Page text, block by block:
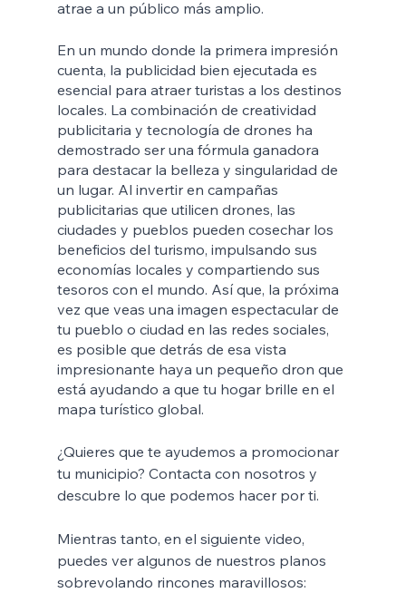
atrae a un público más amplio.
En un mundo donde la primera impresión
cuenta, la publicidad bien ejecutada es
esencial para atraer turistas a los destinos
locales. La combinación de creatividad
publicitaria y tecnología de drones ha
demostrado ser una fórmula ganadora
para destacar la belleza y singularidad de
un lugar. Al invertir en campañas
publicitarias que utilicen drones, las
ciudades y pueblos pueden cosechar los
beneficios del turismo, impulsando sus
economías locales y compartiendo sus
tesoros con el mundo. Así que, la próxima
vez que veas una imagen espectacular de
tu pueblo o ciudad en las redes sociales,
es posible que detrás de esa vista
impresionante haya un pequeño dron que
está ayudando a que tu hogar brille en el
mapa turístico global.
¿Quieres que te ayudemos a promocionar
tu municipio? Contacta con nosotros y
descubre lo que podemos hacer por ti.
Mientras tanto, en el siguiente video,
puedes ver algunos de nuestros planos
sobrevolando rincones maravillosos: